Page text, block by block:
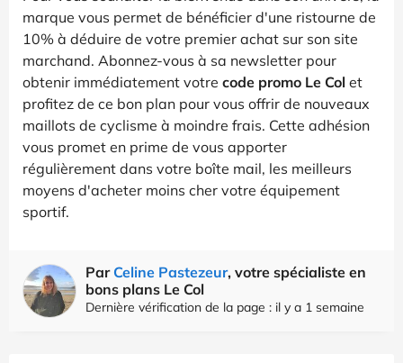
marque vous permet de bénéficier d'une ristourne de
10% à déduire de votre premier achat sur son site
marchand. Abonnez-vous à sa newsletter pour
obtenir immédiatement votre code promo Le Col et
profitez de ce bon plan pour vous offrir de nouveaux
maillots de cyclisme à moindre frais. Cette adhésion
vous promet en prime de vous apporter
régulièrement dans votre boîte mail, les meilleurs
moyens d'acheter moins cher votre équipement
sportif.
Par Celine Pastezeur, votre spécialiste en
bons plans Le Col
Dernière vérification de la page : il y a 1 semaine